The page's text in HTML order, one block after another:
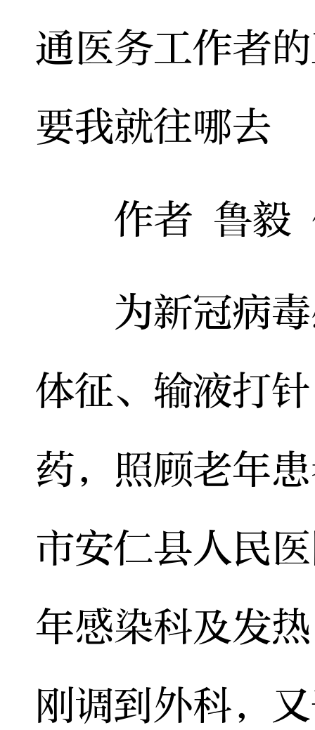
通医务工作者
要我就往哪去
作者 鲁毅
为新冠病毒
体征、输液打
药，照顾老年
市安仁县人民
年感染科及发
刚调到外科，